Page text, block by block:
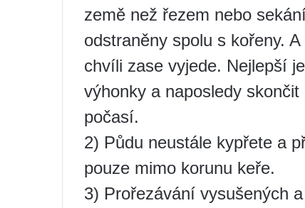
země než řezem nebo
odstraněny spolu s kořeny.
chvíli zase vyjede. Nejlepší
výhonky a naposledy
počasí.
2) Půdu neustále kypřete a
pouze mimo korunu keře.
3) Prořezávání vysušených